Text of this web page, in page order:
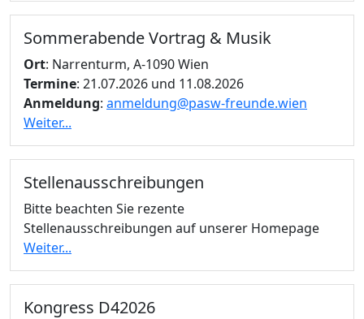
Sommerabende Vortrag & Musik
Ort: Narrenturm, A-1090 Wien
Termine: 21.07.2026 und 11.08.2026
Anmeldung: anmeldung@pasw-freunde.wien
Weiter...
Stellenausschreibungen
Bitte beachten Sie rezente
Stellenausschreibungen auf unserer Homepage
Weiter...
Kongress D42026